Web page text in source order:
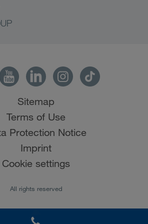
Sitemap
Terms of Use
Protection Notice
Imprint
Cookie settings
All rights reserved